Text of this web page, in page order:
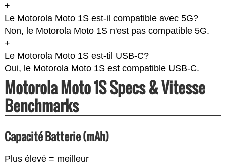
+
Le Motorola Moto 1S est-il compatible avec 5G?
Non, le Motorola Moto 1S n'est pas compatible 5G.
+
Le Motorola Moto 1S est-til USB-C?
Oui, le Motorola Moto 1S est compatible USB-C.
Motorola Moto 1S Specs & Vitesse
Benchmarks
Capacité Batterie (mAh)
Plus élevé = meilleur